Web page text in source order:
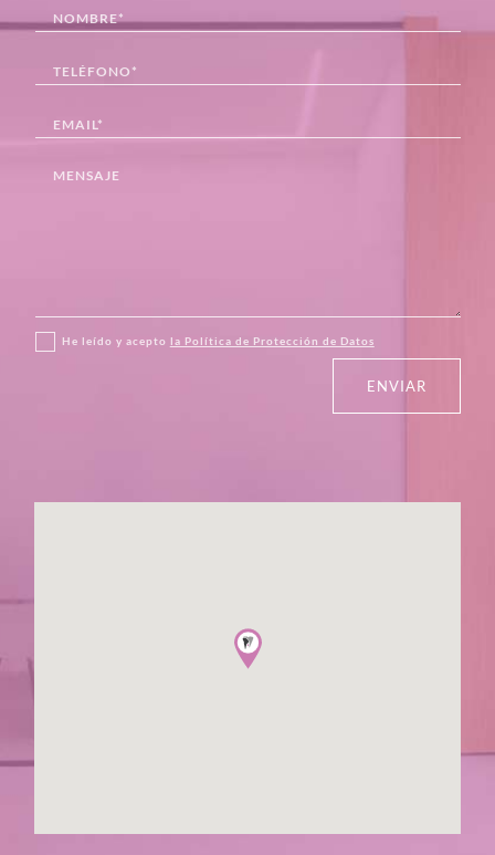
He leído y acepto la Política de Protección de Datos
ENVIAR